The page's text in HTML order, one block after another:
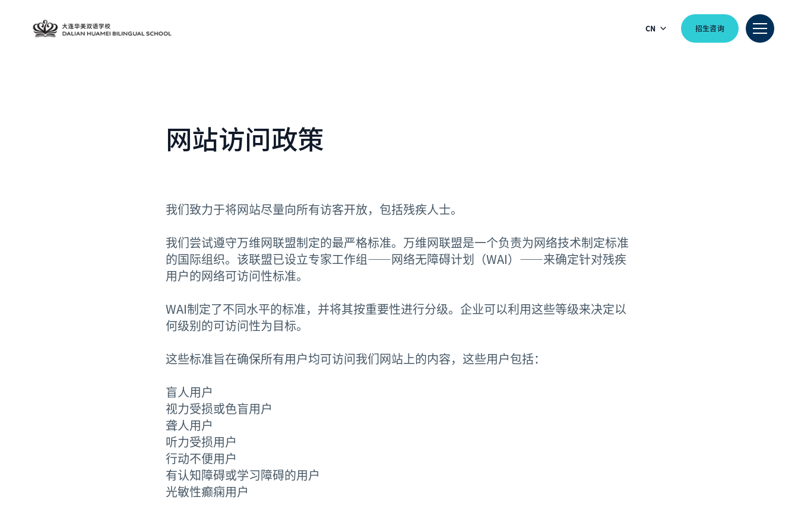
CN 招生咨询
网站访问政策
我们致力于将网站尽量向所有访客开放，包括残疾人士。
我们尝试遵守万维网联盟制定的最严格标准。万维网联盟是一个负责为网络技术制定标准
的国际组织。该联盟已设立专家工作组——网络无障碍计划（WAI）——来确定针对残疾
用户的网络可访问性标准。
WAI制定了不同水平的标准，并将其按重要性进行分级。企业可以利用这些等级来决定以
何级别的可访问性为目标。
这些标准旨在确保所有用户均可访问我们网站上的内容，这些用户包括：
盲人用户
视力受损或色盲用户
聋人用户
听力受损用户
行动不便用户
有认知障碍或学习障碍的用户
光敏性癫痫用户